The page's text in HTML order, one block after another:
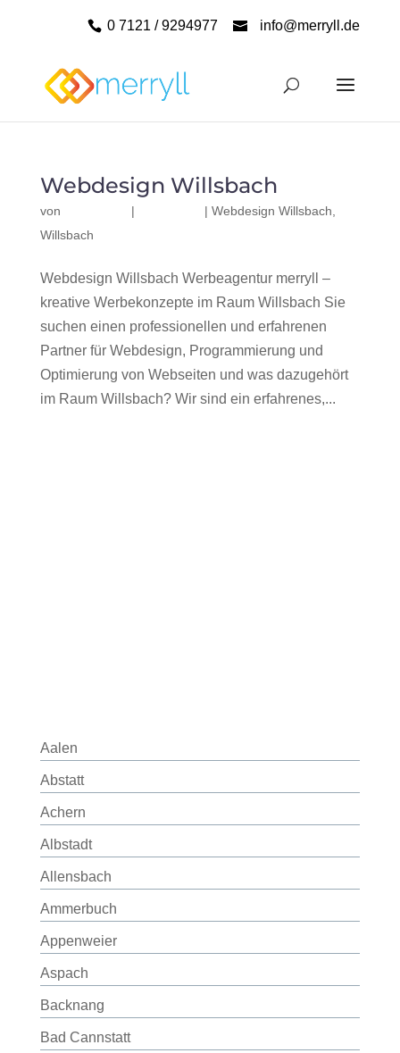
0 7121 / 9294977 info@merryll.de
Webdesign Willsbach
von | | Webdesign Willsbach
Willsbach
Webdesign Willsbach Werbeagentur merryll –
kreative Werbekonzepte im Raum Willsbach Sie
suchen einen professionellen und erfahrenen
Partner für Webdesign, Programmierung und
Optimierung von Webseiten und was dazugehört
im Raum Willsbach? Wir sind ein erfahrenes,...
Aalen
Abstatt
Achern
Albstadt
Allensbach
Ammerbuch
Appenweier
Aspach
Backnang
Bad Cannstatt